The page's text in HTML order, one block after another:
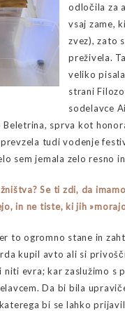
odločila za
vsaj zame,
zvez), zato
preživela.
veliko
strani
sodelavce
sprva kot
tudi vodenje
sem jemala zelo resno
Se ti zdi, da
in ne tiste, ki jih
to ogromno stane in
kupil avto ali si
evra; kar zaslužimo s
Da bi bila
bi se lahko